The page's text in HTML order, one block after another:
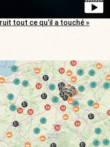
tout ce qu’il a touché »